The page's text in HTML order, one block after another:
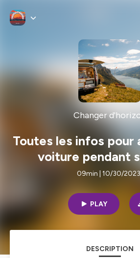
Changer
Toutes les infos pour
voiture pendant
09min | 10/30/2023
PLAY
DESCRIPTION